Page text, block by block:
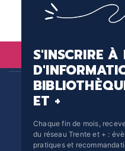
S'INSCRIRE
ET +
Chaque fin de mois,
du réseau Trente et + :
pratiques et